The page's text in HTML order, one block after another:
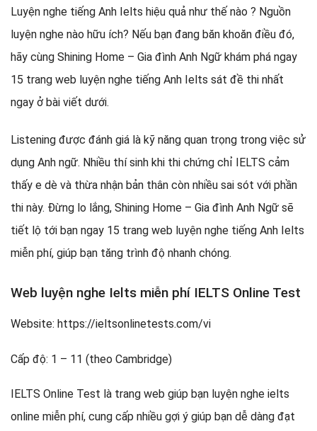
Randall’s ESL Cyber Listening Lab
Trang web luyện listening hiệu quả VoiceTube
Web luyện nghe Ielts Take IELTS – British Council
Web luyện listening Ielts – Breaking News English
TED Talk
VOA Learning English
Luyện nghe tiếng anh ielts hiệu quả với BBC Learning
nhất
Luyện nghe tiếng Anh Ielts hiệu quả như thế nào ? Nguồn
luyện nghe nào hữu ích? Nếu bạn đang băn khoăn điều đó,
hãy cùng Shining Home – Gia đình Anh Ngữ khám phá ngay
15 trang web luyện nghe tiếng Anh Ielts sát đề thi nhất
ngay ở bài viết dưới.
Listening được đánh giá là kỹ năng quan trọng trong việc sử
dụng Anh ngữ. Nhiều thí sinh khi thi chứng chỉ IELTS cảm
thấy e dè và thừa nhận bản thân còn nhiều sai sót với phần
thi này. Đừng lo lắng, Shining Home – Gia đình Anh Ngữ sẽ
tiết lộ tới bạn ngay 15 trang web luyện nghe tiếng Anh Ielts
miễn phí, giúp bạn tăng trình độ nhanh chóng.
Web luyện nghe Ielts miễn phí IELTS Online Test
Website: https://ieltsonlinetests.com/vi
Cấp độ: 1 – 11 (theo Cambridge)
IELTS Online Test là trang web giúp bạn luyện nghe ielts
online miễn phí, cung cấp nhiều gợi ý giúp bạn dễ dàng đạt